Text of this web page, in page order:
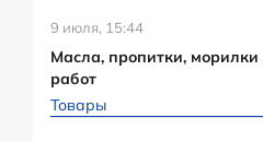
9 июля, 15:44
Масла, пропитки,
работ
Товары